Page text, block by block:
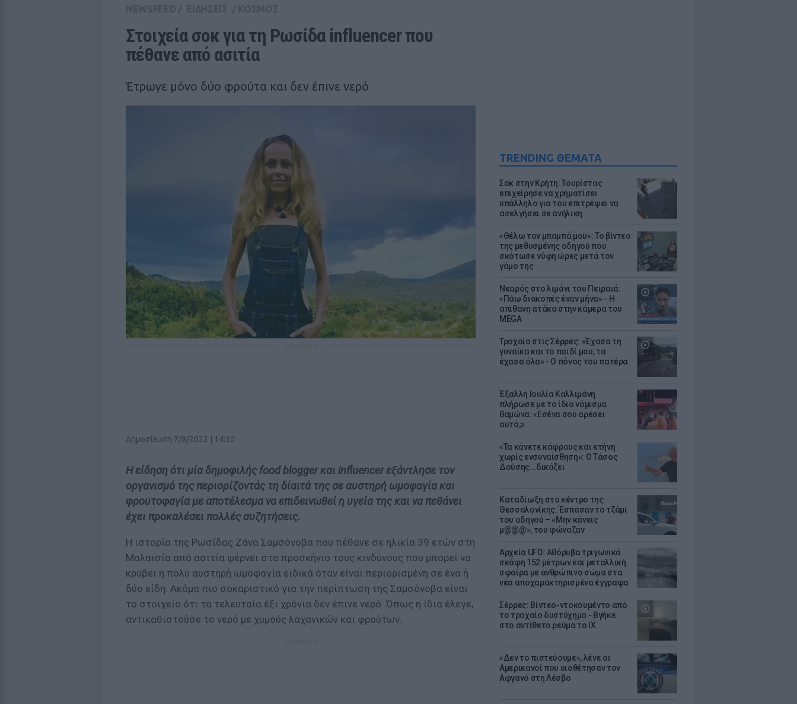
TRENDING ΘΕΜΑΤΑ
Σοκ στην Κρήτη: Τουρίστας
επιχείρησε να χρηματίσει
υπάλληλο για του επιτρέψει να
ασελγήσει σε ανήλικη
«Θέλω τον μπαμπά μου»: Το βίντεο
της μεθυσμένης οδηγού που
σκότωσε νύφη ώρες μετά τον
γάμο της
Νεαρός στο λιμάνι του Πειραιά:
«Πάω διακοπές έναν μήνα» - Η
απίθανη ατάκα στην κάμερα του
MEGA
Τροχαίο στις Σέρρες: «Έχασα τη
γυναίκα και το παιδί μου, τα
έχασα όλα» - Ο πόνος του πατέρα
Έξαλλη Ιουλία Καλλιμάνη
πλήρωσε με το ίδιο νόμισμα
θαμώνα: «Εσένα σου αρέσει
αυτό;»
«Τα κάνετε κάφρους και κτήνη
χωρίς ενσυναίσθηση»: Ο Τάσος
Δούσης...δικάζει
Καταδίωξη στο κέντρο της
Θεσσαλονίκης: Έσπασαν το τζάμι
του οδηγού – «Μην κάνεις
μ@@@», του φώναζαν
Αρχεία UFO: Αθόρυβα τριγωνικά
σκάφη 152 μέτρων και μεταλλική
σφαίρα με ανθρώπινο σώμα στα
νέα αποχαρακτηρισμένα έγγραφα
Σέρρες: Βίντεο-ντοκουμέντο από
το τροχαίο δυστύχημα - Βγήκε
στο αντίθετο ρεύμα το ΙΧ
«Δεν το πιστεύουμε», λένε οι
Αμερικανοί που υιοθέτησαν τον
Αφγανό στη Λέσβο
Στοιχεία σοκ για τη Ρωσίδα influencer που
πέθανε από ασιτία
Έτρωγε μόνο δύο φρούτα και δεν έπινε νερό
Δημοσίευση 7/8/2023 | 14:30
Η είδηση ότι μία δημοφιλής food blogger και influencer εξάντλησε τον
οργανισμό της περιορίζοντάς τη δίαιτά της σε αυστηρή ωμοφαγία και
φρουτοφαγία με αποτέλεσμα να επιδεινωθεί η υγεία της και να πεθάνει
έχει προκαλέσει πολλές συζητήσεις.
Η ιστορία της Ρωσίδας Ζάνα Σαμσόνοβα που πέθανε σε ηλικία 39 ετών στη
Μαλαισία από ασιτία φέρνει στο προσκήνιο τους κινδύνους που μπορεί να
κρύβει η πολύ αυστηρή ωμοφαγία ειδικά όταν είναι περιορισμένη σε ένα ή
δύο είδη. Ακόμα πιο σοκαριστικό για την περίπτωση της Σαμσόνοβα είναι
το στοιχείο ότι τα τελευταία έξι χρόνια δεν έπινε νερό. Όπως η ίδια έλεγε,
αντικαθιστούσε το νερό με χυμούς λαχανικών και φρούτων.